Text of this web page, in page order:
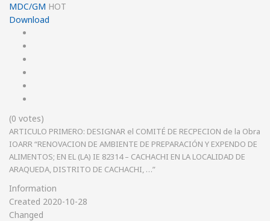
MDC/GM HOT
Download
(0 votes)
ARTICULO PRIMERO: DESIGNAR el COMITÉ DE RECPECION de la Obra
IOARR “RENOVACION DE AMBIENTE DE PREPARACIÓN Y EXPENDO DE
ALIMENTOS; EN EL (LA) IE 82314 – CACHACHI EN LA LOCALIDAD DE
ARAQUEDA, DISTRITO DE CACHACHI, …”
Information
Created 2020-10-28
Changed